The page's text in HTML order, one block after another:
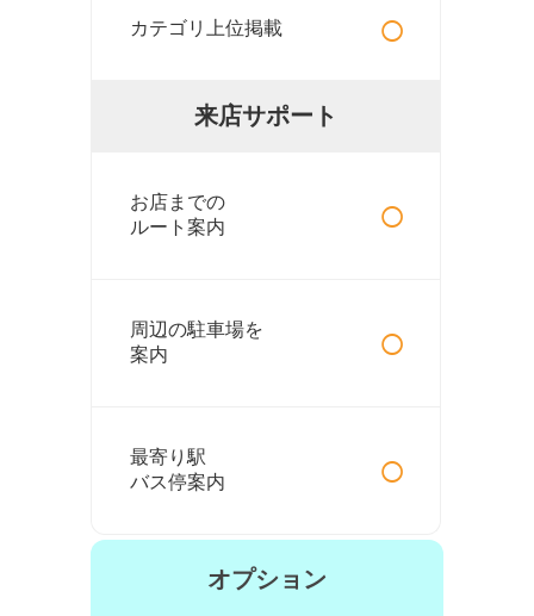
カテゴリ上位掲載 ○
来店サポート
お店までの
ルート案内
○
周辺の駐車場を
案内
○
最寄り駅
バス停案内
○
オプション